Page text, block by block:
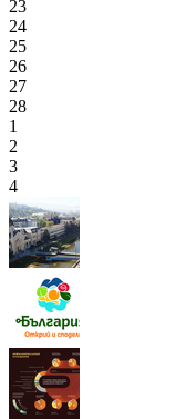
23
24
25
26
27
28
1
2
3
4